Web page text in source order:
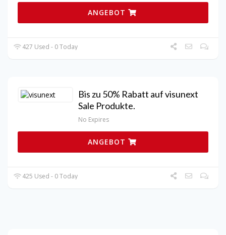
ANGEBOT
427 Used - 0 Today
Bis zu 50% Rabatt auf visunext
Sale Produkte.
No Expires
ANGEBOT
425 Used - 0 Today